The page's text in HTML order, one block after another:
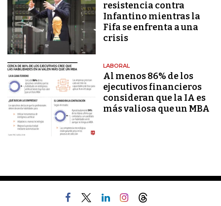
resistencia contra
Infantino mientras la
Fifa se enfrenta a una
crisis
LABORAL
Al menos 86% de los
ejecutivos financieros
consideran que la IA es
más valiosa que un MBA